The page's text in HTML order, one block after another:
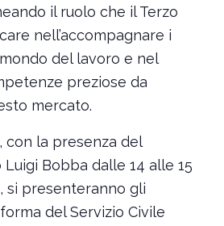
il ruolo che il Terzo
nell’accompagnare i
del lavoro e nel
preziose da
mercato.
con la presenza del
Bobba dalle 14 alle 15
si presenteranno gli
del Servizio Civile